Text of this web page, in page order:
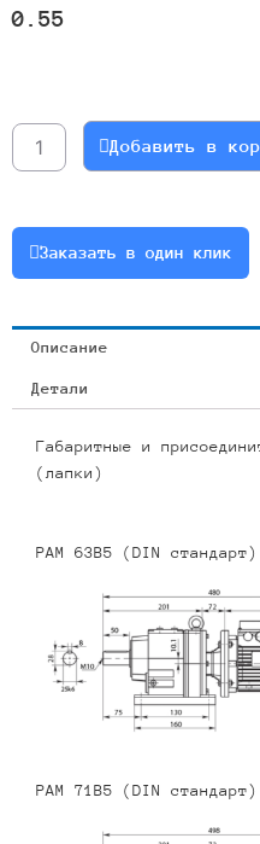
0.55
RC37-
28.73-
или
RCF37-
49-
0.55
Добавить в
Заказать в один клик
Описание
Детали
Габаритные и
(лапки)
PAM 63B5 (DIN стандарт)
PAM 71B5 (DIN стандарт)